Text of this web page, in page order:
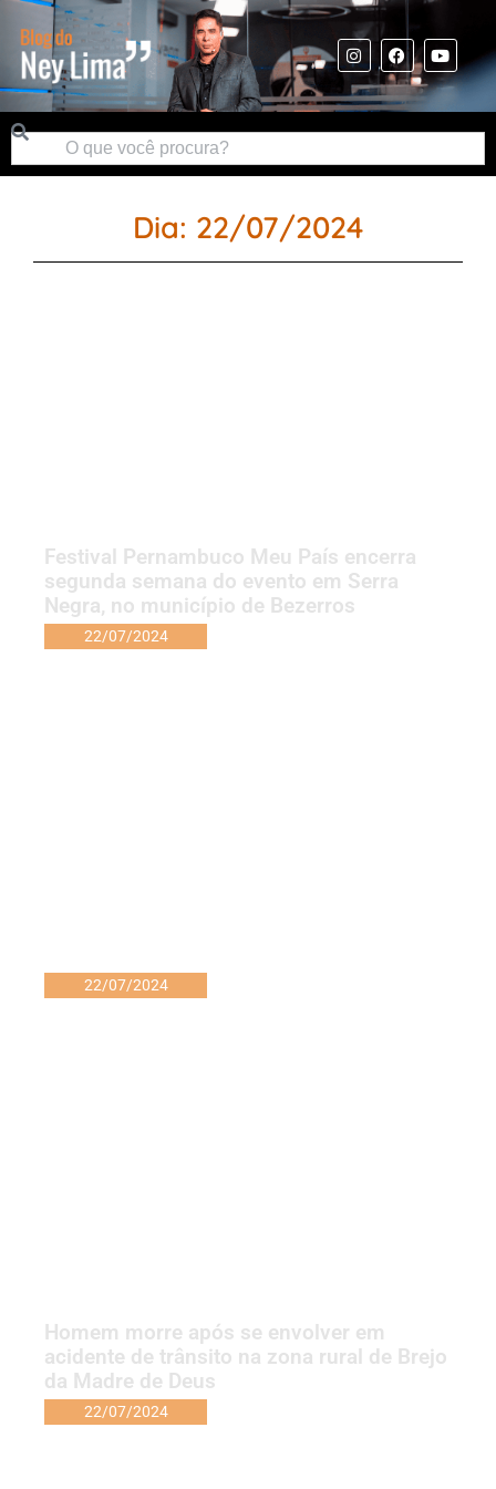
Dia: 22/07/2024
Festival Pernambuco Meu País encerra
segunda semana do evento em Serra
Negra, no município de Bezerros
22/07/2024
22/07/2024
Homem morre após se envolver em
acidente de trânsito na zona rural de Brejo
da Madre de Deus
22/07/2024